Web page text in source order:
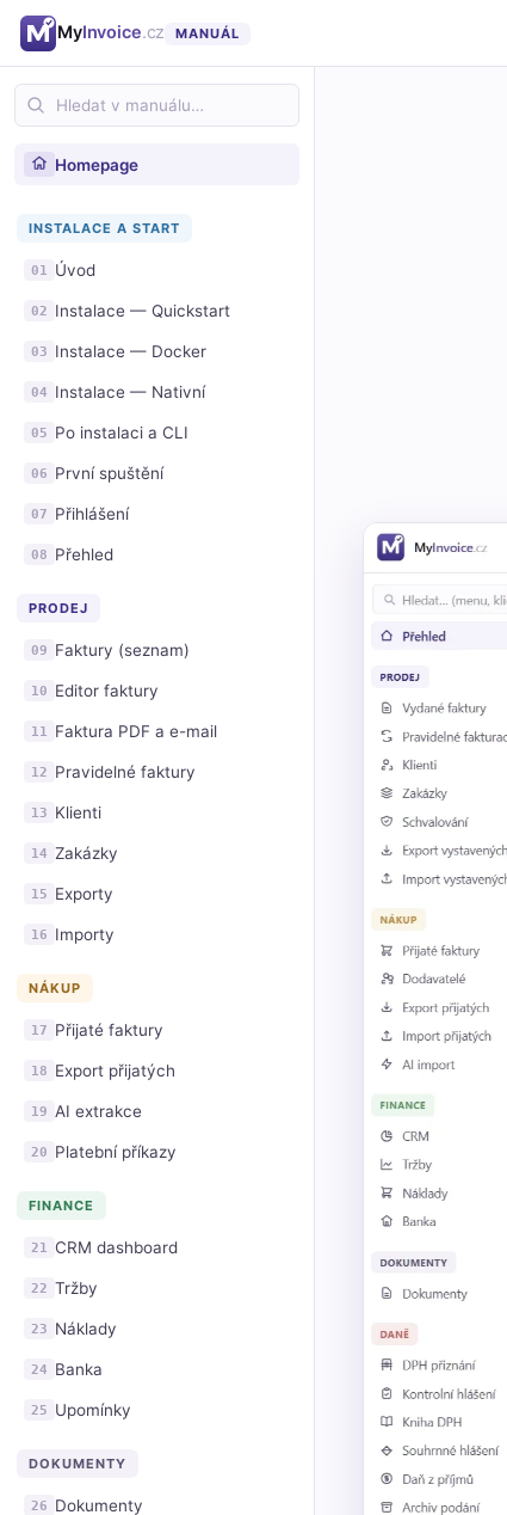
MyInvoice.cz MANUÁL
Homepage
INSTALACE A START
01 Úvod
02 Instalace — Quickstart
03 Instalace — Docker
04 Instalace — Nativní
05 Po instalaci a CLI
06 První spuštění
07 Přihlášení
08 Přehled
PRODEJ
09 Faktury (seznam)
10 Editor faktury
11 Faktura PDF a e-mail
12 Pravidelné faktury
13 Klienti
14 Zakázky
15 Exporty
16 Importy
NÁKUP
17 Přijaté faktury
18 Export přijatých
19 AI extrakce
20 Platební příkazy
FINANCE
21 CRM dashboard
22 Tržby
23 Náklady
24 Banka
25 Upomínky
DOKUMENTY
26 Dokumenty